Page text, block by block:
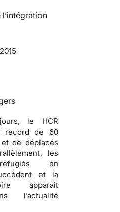
l’intégration
2015
le HCR
record de 60
de déplacés
les
en
et la
apparait
l’actualité